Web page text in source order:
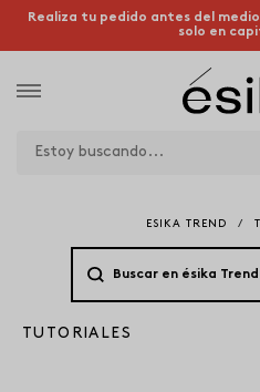
Realiza tu pedido antes del
solo en
ESIKA TREND /
TUTORIALES